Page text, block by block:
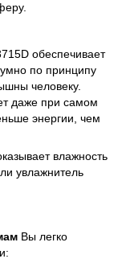
обеспечивает
по принципу
человеку.
даже при самом
энергии, чем
влажность
увлажнитель
Вы легко